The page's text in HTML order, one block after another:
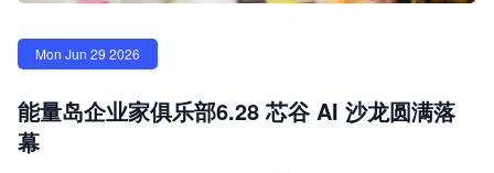
Mon Jun 29 2026
能量岛企业家俱乐部6.28 芯谷 AI 沙龙圆满落
幕